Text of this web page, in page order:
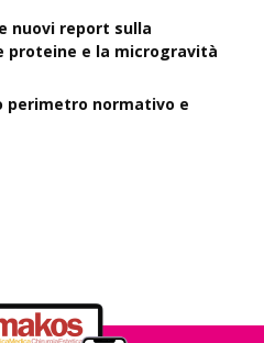
nuovi report sulla
proteine e la microgravità
perimetro normativo e